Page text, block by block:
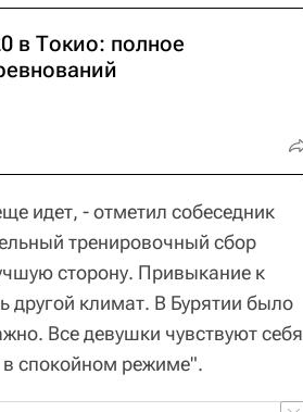
в Токио: полное
идет, - отметил собеседник
тренировочный сбор
сторону. Привыкание к
другой климат. В Бурятии было
Все девушки чувствуют себя
спокойном режиме".